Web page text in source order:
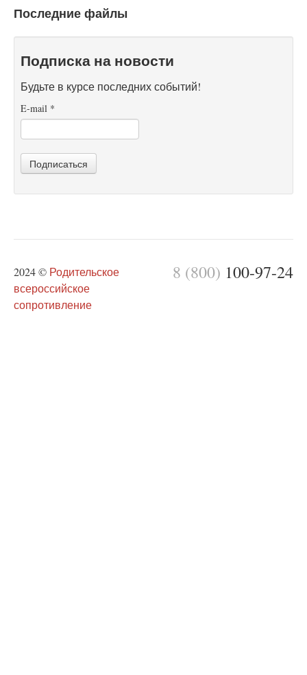
Последние файлы
Подписка на новости
Будьте в курсе последних событий!
E-mail *
Подписаться
8 (800) 100-97-24
2024 © Родительское
всероссийское
сопротивление